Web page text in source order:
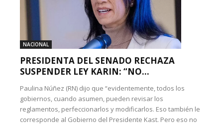
NACIONAL
PRESIDENTA DEL SENADO RECHAZA
SUSPENDER LEY KARIN: “NO...
Paulina Núñez (RN) dijo que “evidentemente, todos los
gobiernos, cuando asumen, pueden revisar los
reglamentos, perfeccionarlos y modificarlos. Eso también le
corresponde al Gobierno del Presidente Kast. Pero eso no